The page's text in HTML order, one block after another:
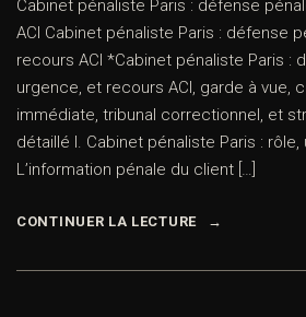
Cabinet pénaliste Paris : défense
ACI Cabinet pénaliste Paris : défense
recours ACI *Cabinet pénaliste Paris :
urgence, et recours ACI, garde à vue,
immédiate, tribunal correctionnel, et
détaillé I. Cabinet pénaliste Paris :
L’information pénale du client […]
CONTINUER LA LECTURE